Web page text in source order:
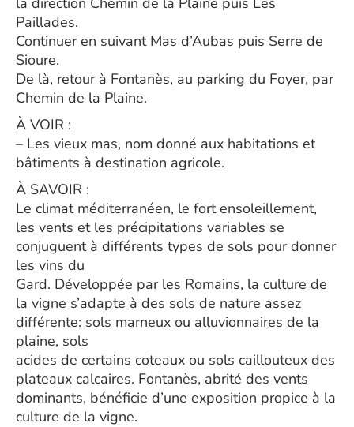
Paillades.
Continuer en suivant Mas d’Aubas puis Serre de
Sioure.
De là, retour à Fontanès, au parking du Foyer, par
Chemin de la Plaine.
À VOIR :
– Les vieux mas, nom donné aux habitations et
bâtiments à destination agricole.
À SAVOIR :
Le climat méditerranéen, le fort ensoleillement,
les vents et les précipitations variables se
conjuguent à différents types de sols pour donner
les vins du
Gard. Développée par les Romains, la culture de
la vigne s’adapte à des sols de nature assez
différente: sols marneux ou alluvionnaires de la
plaine, sols
acides de certains coteaux ou sols caillouteux des
plateaux calcaires. Fontanès, abrité des vents
dominants, bénéficie d’une exposition propice à la
culture de la vigne.